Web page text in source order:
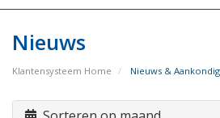
Nieuws
Klantensysteem Home Nieuws &